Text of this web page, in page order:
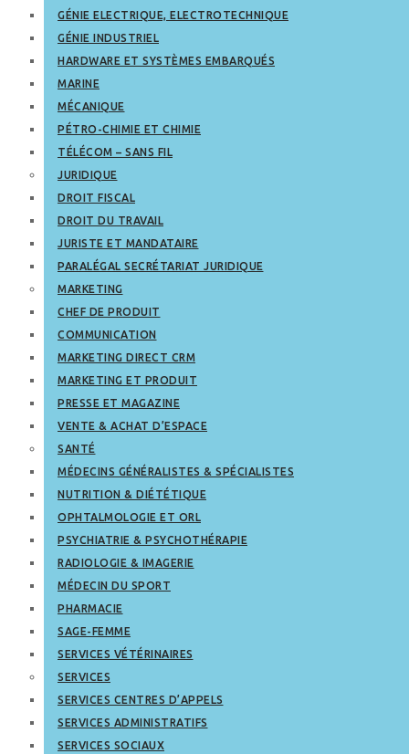
GÉNIE ELECTRIQUE, ELECTROTECHNIQUE
GÉNIE INDUSTRIEL
HARDWARE ET SYSTÈMES EMBARQUÉS
MARINE
MÉCANIQUE
PÉTRO-CHIMIE ET CHIMIE
TÉLÉCOM – SANS FIL
JURIDIQUE
DROIT FISCAL
DROIT DU TRAVAIL
JURISTE ET MANDATAIRE
PARALÉGAL SECRÉTARIAT JURIDIQUE
MARKETING
CHEF DE PRODUIT
COMMUNICATION
MARKETING DIRECT CRM
MARKETING ET PRODUIT
PRESSE ET MAGAZINE
VENTE & ACHAT D’ESPACE
SANTÉ
MÉDECINS GÉNÉRALISTES & SPÉCIALISTES
NUTRITION & DIÉTÉTIQUE
OPHTALMOLOGIE ET ORL
PSYCHIATRIE & PSYCHOTHÉRAPIE
RADIOLOGIE & IMAGERIE
MÉDECIN DU SPORT
PHARMACIE
SAGE-FEMME
SERVICES VÉTÉRINAIRES
SERVICES
SERVICES CENTRES D’APPELS
SERVICES ADMINISTRATIFS
SERVICES SOCIAUX